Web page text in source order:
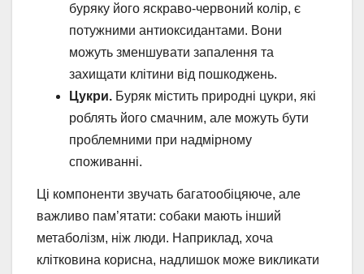
буряку його яскраво-червоний колір, є
потужними антиоксидантами. Вони
можуть зменшувати запалення та
захищати клітини від пошкоджень.
Цукри. Буряк містить природні цукри, які
роблять його смачним, але можуть бути
проблемними при надмірному
споживанні.
Ці компоненти звучать багатообіцяюче, але
важливо пам’ятати: собаки мають інший
метаболізм, ніж люди. Наприклад, хоча
клітковина корисна, надлишок може викликати